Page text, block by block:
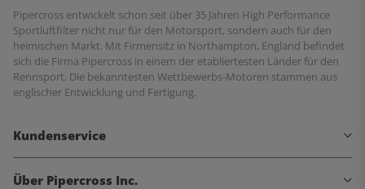
Pipercross entwickelt schon seit über 35 Jahren High Performance
Sportluftfilter nicht nur für den Motorsport, sondern auch für den
heimischen Markt. Mit Firmensitz in Northampton, England befindet
sich die Firma Pipercross in einem der etabliertesten Länder für den
Rennsport. Die bekanntesten Wettbewerbs-Motoren stammen aus
englischer Entwicklung und Fertigung.
Kundenservice
Über Pipercross Inc.